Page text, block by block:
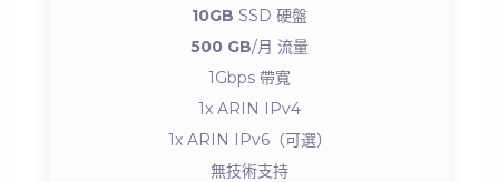
10GB SSD 硬盤
500 GB/月 流量
1Gbps 帶寬
1x ARIN IPv4
1x ARIN IPv6（可選）
無技術支持